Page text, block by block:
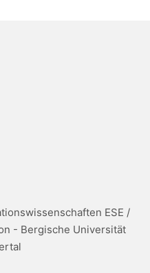
ESE /
- Bergische Universität